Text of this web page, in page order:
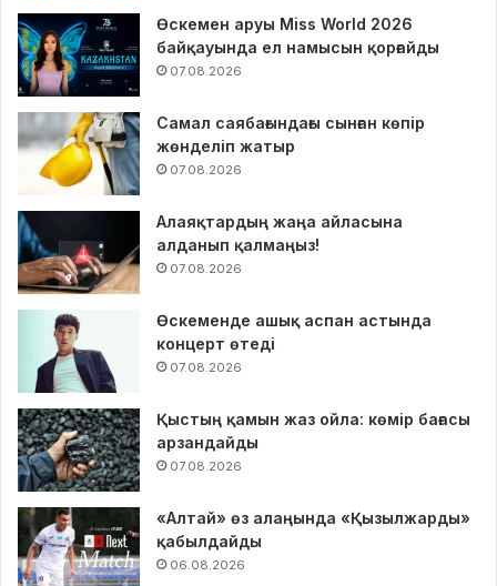
Өскемен аруы Miss World 2026
байқауында ел намысын қорғайды
07.08.2026
Самал саябағындағы сынған көпір
жөнделіп жатыр
07.08.2026
Алаяқтардың жаңа айласына
алданып қалмаңыз!
07.08.2026
Өскеменде ашық аспан астында
концерт өтеді
07.08.2026
Қыстың қамын жаз ойла: көмір бағасы
арзандайды
07.08.2026
«Алтай» өз алаңында «Қызылжарды»
қабылдайды
06.08.2026